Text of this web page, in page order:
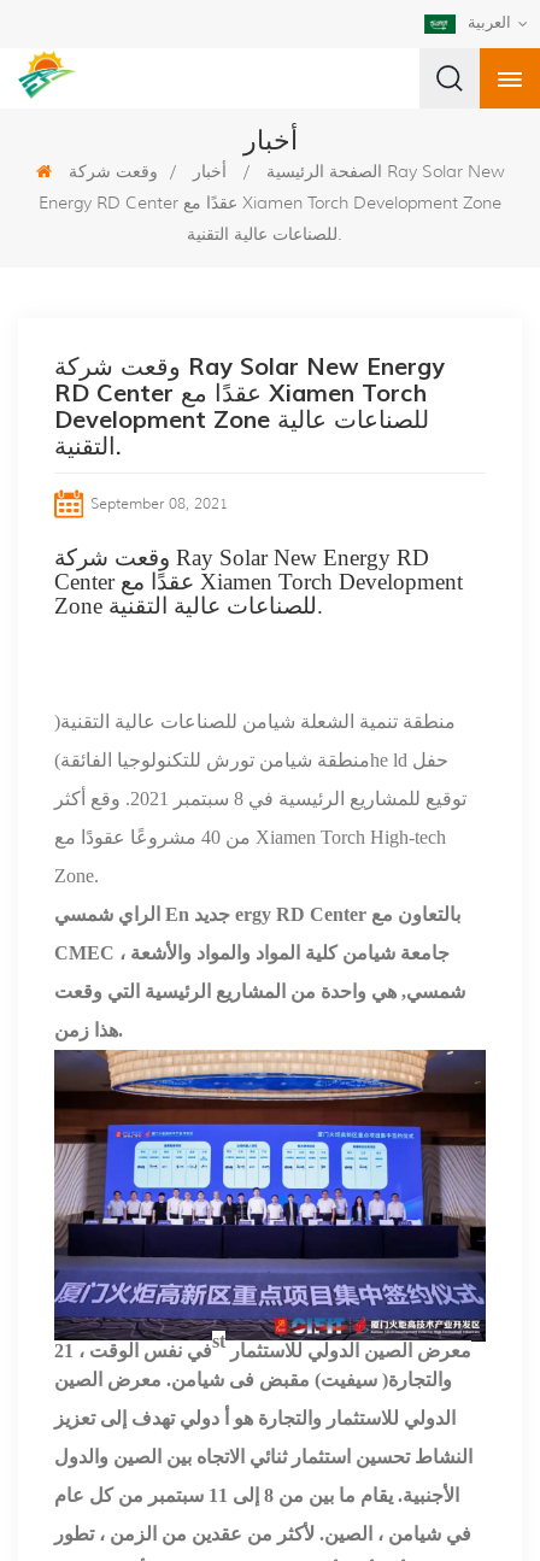
العربية
أخبار
الصفحة الرئيسية / أخبار /
وقعت شركة Ray Solar New
Energy RD Center عقدًا مع Xiamen Torch Development Zone
للصناعات عالية التقنية.
وقعت شركة Ray Solar New Energy
RD Center عقدًا مع Xiamen Torch
Development Zone للصناعات عالية
التقنية.
September 08, 2021
وقعت شركة Ray Solar New Energy RD
Center عقدًا مع Xiamen Torch Development
Zone للصناعات عالية التقنية.
منطقة تنمية الشعلة شيامن للصناعات عالية التقنية(
منطقة شيامن تورش للتكنولوجيا الفائقة) he ld حفل
توقيع للمشاريع الرئيسية في 8 سبتمبر 2021. وقع أكثر
من 40 مشروعًا عقودًا مع Xiamen Torch High-tech
Zone.
الراي شمسي En جديد ergy RD Center بالتعاون مع
CMEC ، جامعة شيامن كلية المواد والمواد والأشعة
شمسي, هي واحدة من المشاريع الرئيسية التي وقعت
هذازمن.
في نفس الوقت ، 21st
والتجارة( سيفيت) مقبض فى شيامن. معرض الصين
الدولي للاستثمار والتجارة هو أ
دولي تهدف إلى تعزيز
النشاط تحسين استثمار ثنائي الاتجاه بين الصين والدول
الأجنبية. يقام ما بين من 8 إلى 11 سبتمبر من كل عام
في شيامن ، الصين. لأكثر من عقدين من الزمن ، تطور